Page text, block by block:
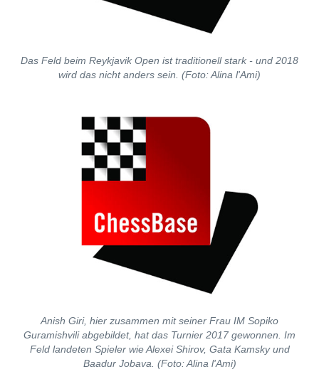
Das Feld beim Reykjavik Open ist traditionell stark - und 2018
wird das nicht anders sein. (Foto: Alina l'Ami)
Anish Giri, hier zusammen mit seiner Frau IM Sopiko
Guramishvili abgebildet, hat das Turnier 2017 gewonnen. Im
Feld landeten Spieler wie Alexei Shirov, Gata Kamsky und
Baadur Jobava. (Foto: Alina l'Ami)